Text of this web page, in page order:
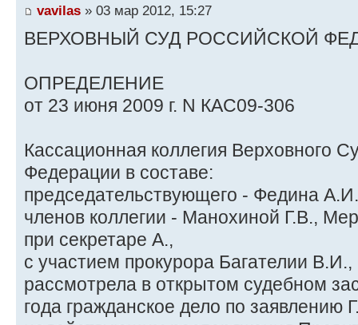
vavilas » 03 мар 2012, 15:27
ВЕРХОВНЫЙ СУД РОССИЙСКОЙ
ОПРЕДЕЛЕНИЕ
от 23 июня 2009 г. N КАС09-306
Кассационная коллегия Верховного
Федерации в составе:
председательствующего - Федина
членов коллегии - Манохиной Г.В.,
при секретаре А.,
с участием прокурора Багателии В.И.,
рассмотрела в открытом судебном
года гражданское дело по заявлению